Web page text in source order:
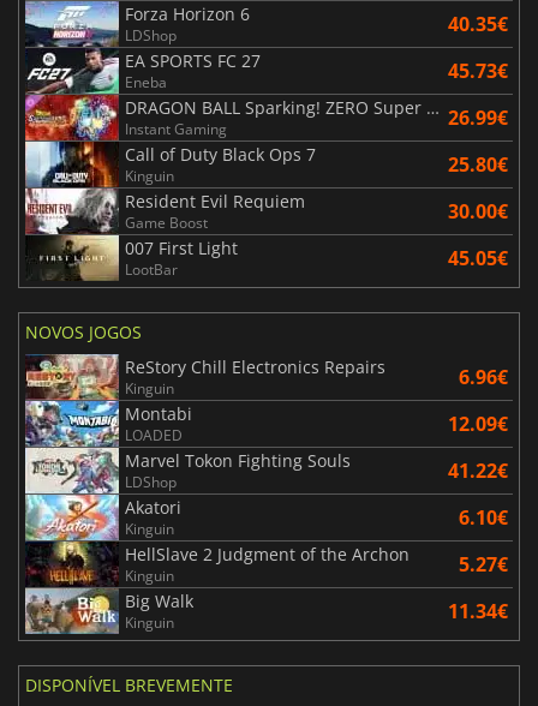
Forza Horizon 6
LDShop 40.35€
EA SPORTS FC 27
Eneba 45.73€
DRAGON BALL Sparking! ZERO Super Limit Breaking NEO
Instant Gaming 26.99€
Call of Duty Black Ops 7
Kinguin 25.80€
Resident Evil Requiem
Game Boost 30.00€
007 First Light
LootBar 45.05€
NOVOS JOGOS
ReStory Chill Electronics Repairs
Kinguin 6.96€
Montabi
LOADED 12.09€
Marvel Tokon Fighting Souls
LDShop 41.22€
Akatori
Kinguin 6.10€
HellSlave 2 Judgment of the Archon
Kinguin 5.27€
Big Walk
Kinguin 11.34€
DISPONÍVEL BREVEMENTE